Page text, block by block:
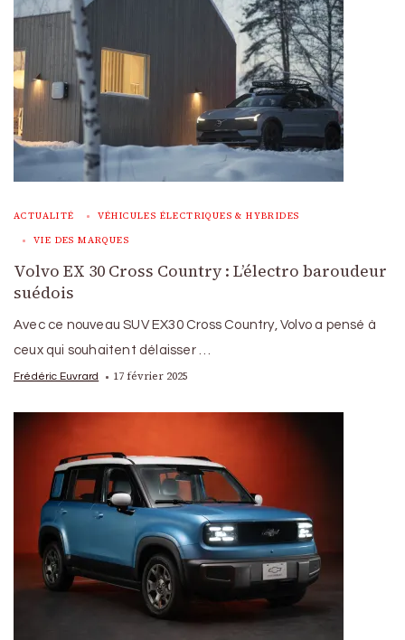
ACTUALITÉ VÉHICULES ÉLECTRIQUES & HYBRIDES
VIE DES MARQUES
Volvo EX 30 Cross Country : L’électro baroudeur
suédois
Avec ce nouveau SUV EX30 Cross Country, Volvo a pensé à
ceux qui souhaitent délaisser …
Frédéric Euvrard 17 février 2025